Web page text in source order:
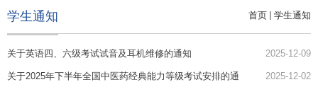
首页 学生通知
学生通知
关于英语四、六级考试试音及耳机维修的通知 2025-12-09
关于2025年下半年全国中医药经典能力等级考试安排的通
2025-12-02